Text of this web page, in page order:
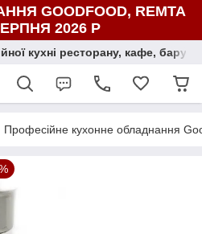
GOODFOOD, REMTA
2026 Р
кухні ресторану, кафе, бару,
Професійне кухонне обладнання